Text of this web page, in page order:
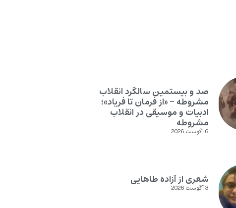
صد و بیستمین سالگرد انقلاب
مشروطه – «از فرمان تا فریاد»؛
ادبیات و موسیقی در انقلاب
مشروطه
6 آگوست 2026
شعری از آزاده طاهایی
3 آگوست 2026